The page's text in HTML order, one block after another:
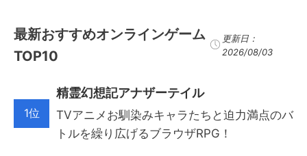
最新おすすめオンラインゲーム
TOP10
更新日：
2026/08/03
1位
精霊幻想記アナザーテイル
TVアニメお馴染みキャラたちと迫力満点のバ
トルを繰り広げるブラウザRPG！